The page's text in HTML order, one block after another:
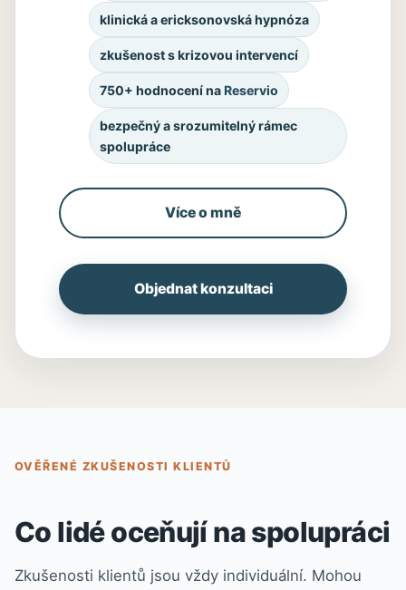
klinická a ericksonovská hypnóza
zkušenost s krizovou intervencí
750+ hodnocení na Reservio
bezpečný a srozumitelný rámec
spolupráce
Více o mně
Objednat konzultaci
OVĚŘENÉ ZKUŠENOSTI KLIENTŮ
Co lidé oceňují na spolupráci
Zkušenosti klientů jsou vždy individuální. Mohou